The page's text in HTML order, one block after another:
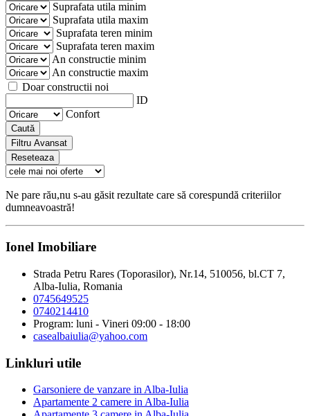
Suprafata utila minim
Suprafata utila maxim
Suprafata teren minim
Suprafata teren maxim
An constructie minim
An constructie maxim
Doar constructii noi
ID
Confort
Caută
Filtru Avansat
Reseteaza
Ne pare rău,nu s-au găsit rezultate care să corespundă criteriilor
dumneavoastră!
Ionel Imobiliare
Strada Petru Rares (Toporasilor), Nr.14, 510056, bl.CT 7,
Alba-Iulia, Romania
0745649525
0740214410
Program: luni - Vineri 09:00 - 18:00
casealbaiulia@yahoo.com
Linkluri utile
Garsoniere de vanzare in Alba-Iulia
Apartamente 2 camere in Alba-Iulia